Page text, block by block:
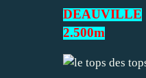
DEAUVILLE
2.500m